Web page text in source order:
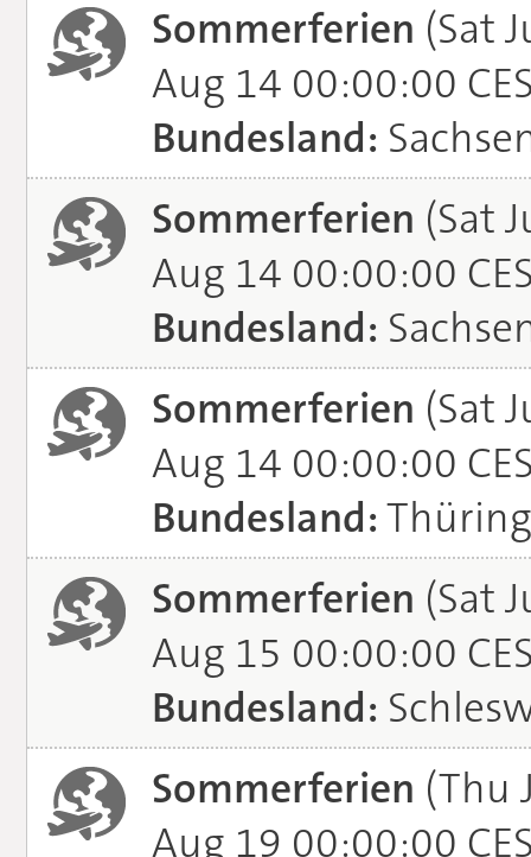
Sommerferien (Sat
Aug 14 00:00:00
Bundesland:
Sommerferien (Sat
Aug 14 00:00:00
Bundesland:
Sommerferien (Sat
Aug 14 00:00:00
Bundesland:
Sommerferien (Sat
Aug 15 00:00:00
Bundesland:
Sommerferien (Thu
Aug 19 00:00:00